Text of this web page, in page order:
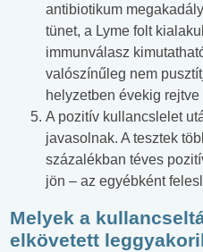
antibiotikum
tünet, a Lyme folt
immunválasz
valószínűleg nem
helyzetben évekig
A pozitív kullancslelet
javasolnak. A tesztek
százalékban téves
jön – az egyébként
Melyek a
elkövetett